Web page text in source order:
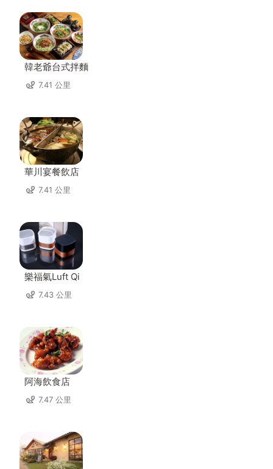
韓老爺台式拌麵
7.41 公里
華川宴餐飲店
7.41 公里
樂福氣Luft Qi
7.43 公里
阿海飲食店
7.47 公里